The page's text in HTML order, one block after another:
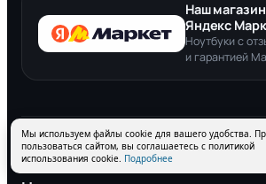
Наш
Яндекс
Ноутбуки с
и гарантией
НАШИ ПОКУПАТЕЛИ
Мы используем файлы cookie для вашего удобства.
пользоваться сайтом, вы соглашаетесь с политикой
использования cookie. Подробнее